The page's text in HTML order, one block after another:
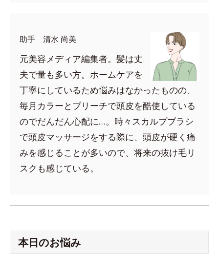
助手 清水 尚美
元美容メディア編集者。髪は丈
夫で量も多い方。ホームケアを
丁寧にしているため悩みはなかったものの、
毎月カラーとブリーチで頭皮を酷使している
のでだんだん心配に…。時々スカルプブラシ
で頭皮マッサージをする際に、頭皮が硬く痛
みを感じることが多いので、将来の抜け毛リ
スクも感じている。
本日のお悩み